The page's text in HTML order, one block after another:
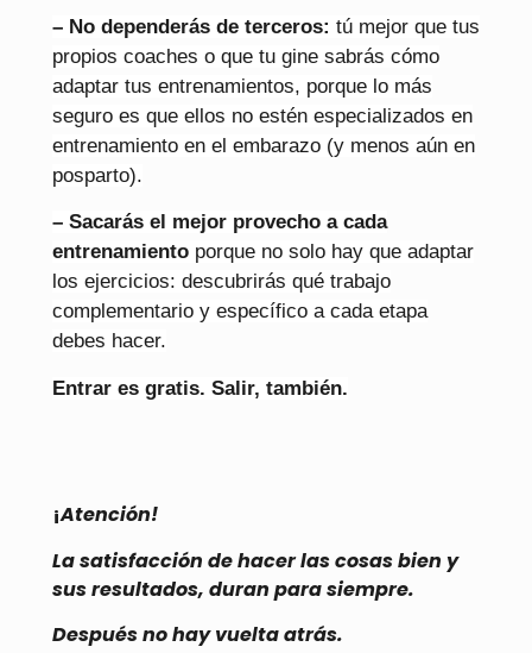
– No dependerás de terceros: tú mejor que tus
propios coaches o que tu gine sabrás cómo
adaptar tus entrenamientos, porque lo más
seguro es que ellos no estén especializados en
entrenamiento en el embarazo (y menos aún en
posparto).
– Sacarás el mejor provecho a cada
entrenamiento porque no solo hay que adaptar
los ejercicios: descubrirás qué trabajo
complementario y específico a cada etapa
debes hacer.
Entrar es gratis. Salir, también.
¡Atención!
La satisfacción de hacer las cosas bien y
sus resultados, duran para siempre.
Después no hay vuelta atrás.